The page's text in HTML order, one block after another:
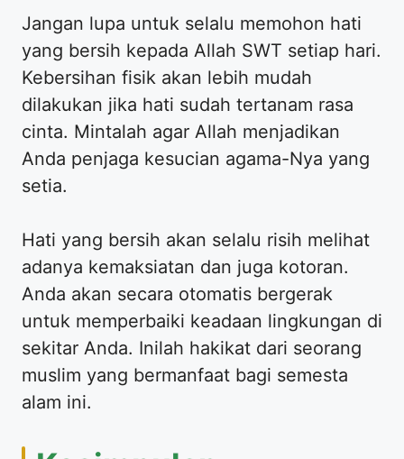
Jangan lupa untuk selalu memohon hati
yang bersih kepada Allah SWT setiap hari.
Kebersihan fisik akan lebih mudah
dilakukan jika hati sudah tertanam rasa
cinta. Mintalah agar Allah menjadikan
Anda penjaga kesucian agama-Nya yang
setia.
Hati yang bersih akan selalu risih melihat
adanya kemaksiatan dan juga kotoran.
Anda akan secara otomatis bergerak
untuk memperbaiki keadaan lingkungan di
sekitar Anda. Inilah hakikat dari seorang
muslim yang bermanfaat bagi semesta
alam ini.